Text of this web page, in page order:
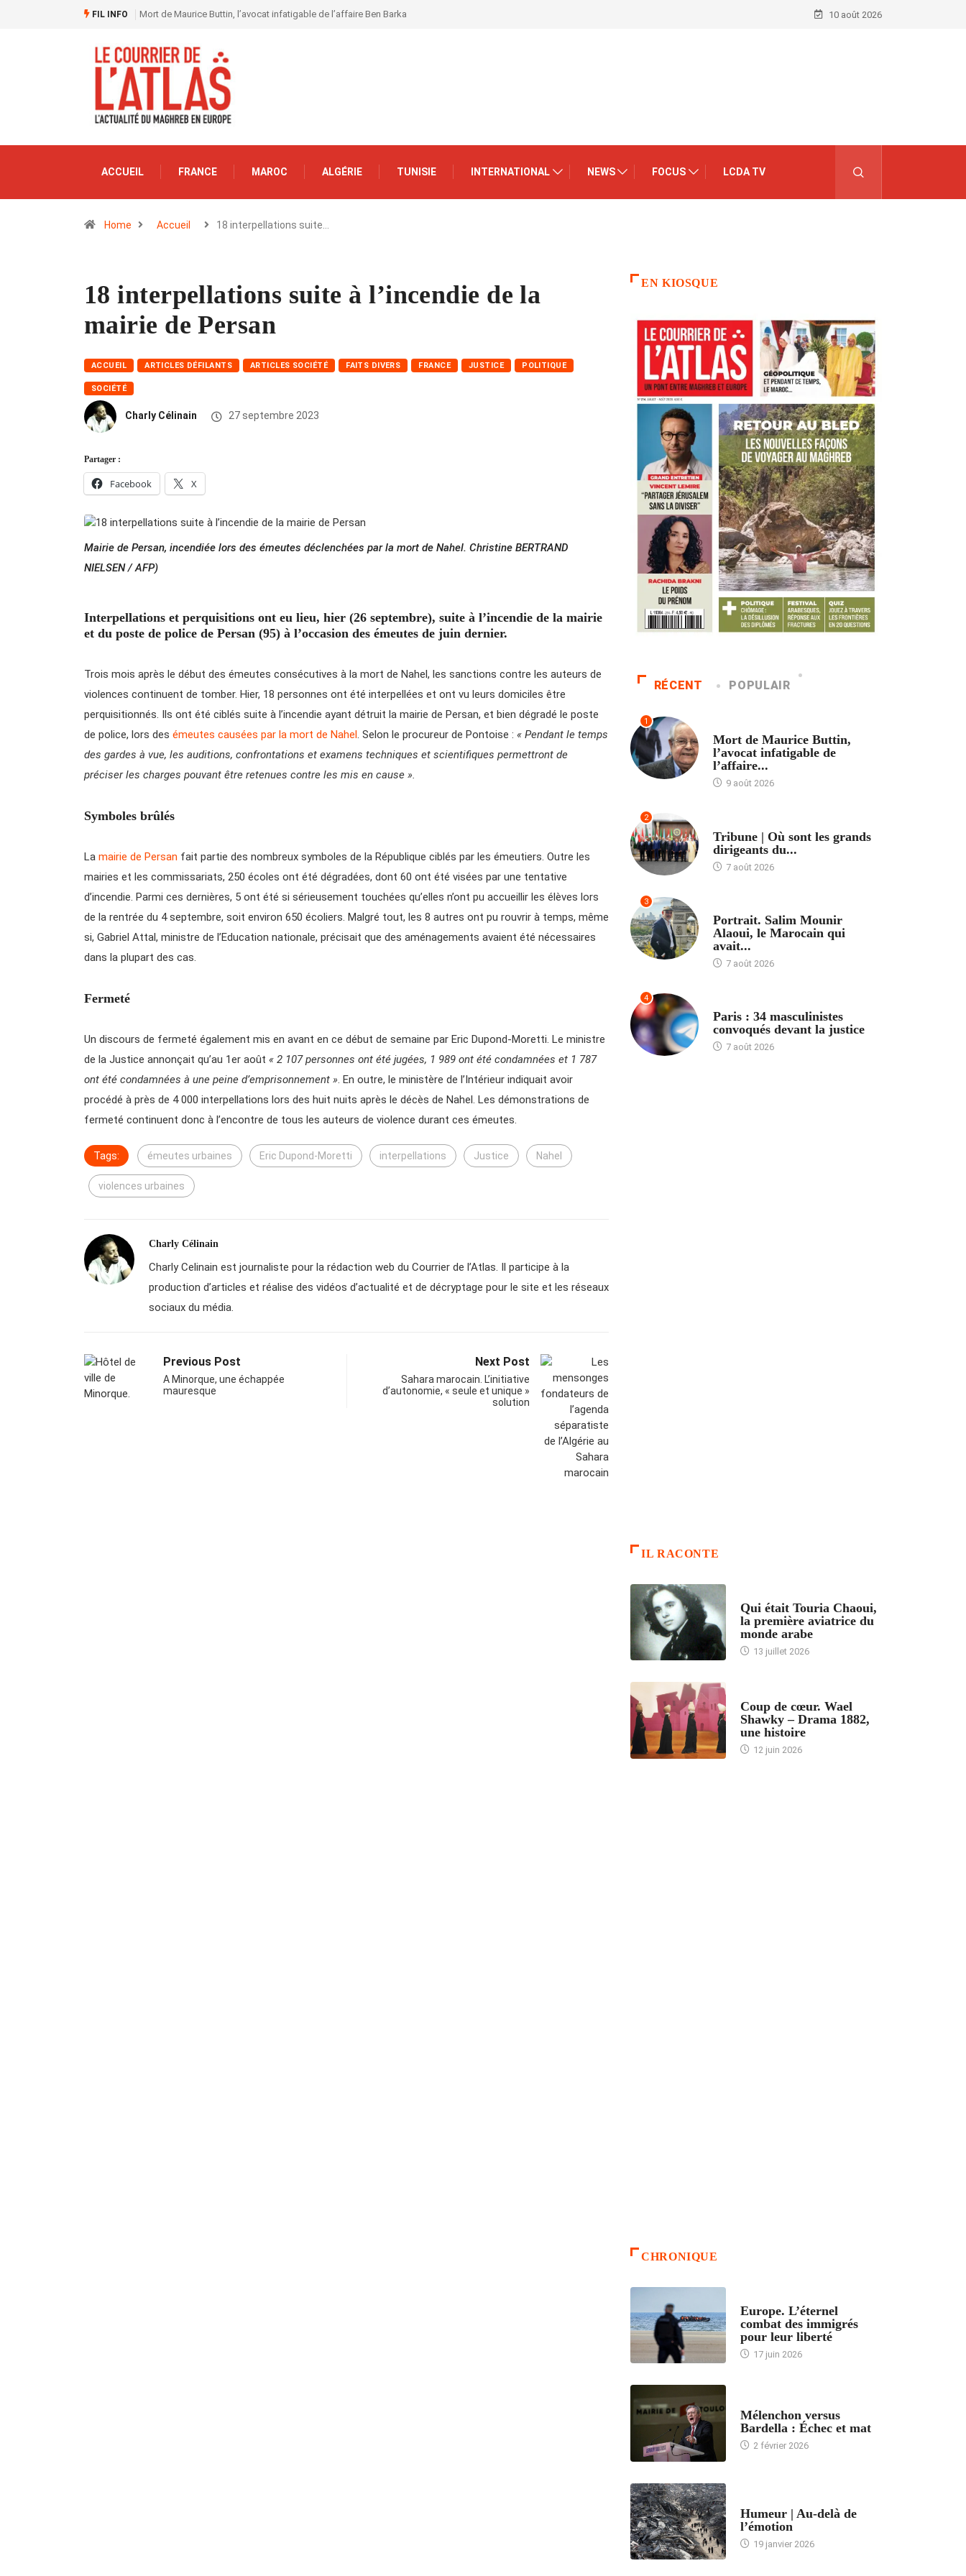
FIL INFO Mort de Maurice Buttin, l’avocat infatigable de l’affaire Ben Barka 10 août 2026
ACCUEIL FRANCE MAROC ALGÉRIE TUNISIE INTERNATIONAL NEWS FOCUS LCDA TV
Home Accueil 18 interpellations suite…
18 interpellations suite à l’incendie de la
mairie de Persan
ACCUEIL ARTICLES DÉFILANTS ARTICLES SOCIÉTÉ FAITS DIVERS FRANCE JUSTICE POLITIQUE
SOCIÉTÉ
Charly Célinain 27 septembre 2023
Partager :
Facebook X
Mairie de Persan, incendiée lors des émeutes déclenchées par la mort de Nahel. Christine BERTRAND
NIELSEN / AFP)
Interpellations et perquisitions ont eu lieu, hier (26 septembre), suite à l’incendie de la mairie
et du poste de police de Persan (95) à l’occasion des émeutes de juin dernier.
Trois mois après le début des émeutes consécutives à la mort de Nahel, les sanctions contre les auteurs de
violences continuent de tomber. Hier, 18 personnes ont été interpellées et ont vu leurs domiciles être
perquisitionnés. Ils ont été ciblés suite à l’incendie ayant détruit la mairie de Persan, et bien dégradé le poste
de police, lors des émeutes causées par la mort de Nahel. Selon le procureur de Pontoise : « Pendant le temps
des gardes à vue, les auditions, confrontations et examens techniques et scientifiques permettront de
préciser les charges pouvant être retenues contre les mis en cause ».
Symboles brûlés
La mairie de Persan fait partie des nombreux symboles de la République ciblés par les émeutiers. Outre les
mairies et les commissariats, 250 écoles ont été dégradées, dont 60 ont été visées par une tentative
d’incendie. Parmi ces dernières, 5 ont été si sérieusement touchées qu’elles n’ont pu accueillir les élèves lors
de la rentrée du 4 septembre, soit environ 650 écoliers. Malgré tout, les 8 autres ont pu rouvrir à temps, même
si, Gabriel Attal, ministre de l’Education nationale, précisait que des aménagements avaient été nécessaires
dans la plupart des cas.
Fermeté
Un discours de fermeté également mis en avant en ce début de semaine par Eric Dupond-Moretti. Le ministre
de la Justice annonçait qu’au 1er août « 2 107 personnes ont été jugées, 1 989 ont été condamnées et 1 787
ont été condamnées à une peine d’emprisonnement ». En outre, le ministère de l’Intérieur indiquait avoir
procédé à près de 4 000 interpellations lors des huit nuits après le décès de Nahel. Les démonstrations de
fermeté continuent donc à l’encontre de tous les auteurs de violence durant ces émeutes.
Tags: émeutes urbaines Eric Dupond-Moretti interpellations Justice Nahel
violences urbaines
Charly Célinain
Charly Celinain est journaliste pour la rédaction web du Courrier de l’Atlas. Il participe à la
production d’articles et réalise des vidéos d’actualité et de décryptage pour le site et les réseaux
sociaux du média.
Previous Post
A Minorque, une échappée
mauresque
Next Post
Sahara marocain. L’initiative
d’autonomie, « seule et unique »
solution
EN KIOSQUE
RÉCENT POPULAIR
1
Mort de Maurice Buttin,
l’avocat infatigable de
l’affaire...
9 août 2026
2
Tribune | Où sont les grands
dirigeants du...
7 août 2026
3
Portrait. Salim Mounir
Alaoui, le Marocain qui
avait...
7 août 2026
4
Paris : 34 masculinistes
convoqués devant la justice
7 août 2026
IL RACONTE
Qui était Touria Chaoui,
la première aviatrice du
monde arabe
13 juillet 2026
Coup de cœur. Wael
Shawky – Drama 1882,
une histoire
12 juin 2026
CHRONIQUE
Europe. L’éternel
combat des immigrés
pour leur liberté
17 juin 2026
Mélenchon versus
Bardella : Échec et mat
2 février 2026
Humeur | Au-delà de
l’émotion
19 janvier 2026